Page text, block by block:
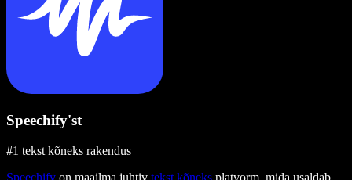
Speechify'st
#1 tekst kõneks rakendus
Speechify on maailma juhtiv tekst kõneks platvorm, mida usaldab